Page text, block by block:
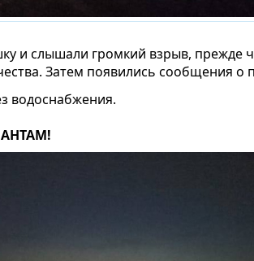
и слышали громкий взрыв, прежде
Затем появились сообщения о
водоснабжения.